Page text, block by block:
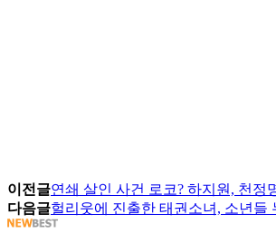
이전글연쇄 살인 사건 로코? 하지원, 천정
다음글헐리웃에 진출한 태권소녀, 소년들